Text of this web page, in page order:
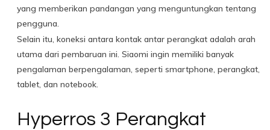
yang memberikan pandangan yang menguntungkan tentang
pengguna.
Selain itu, koneksi antara kontak antar perangkat adalah arah
utama dari pembaruan ini. Siaomi ingin memiliki banyak
pengalaman berpengalaman, seperti smartphone, perangkat,
tablet, dan notebook.
Hyperros 3 Perangkat